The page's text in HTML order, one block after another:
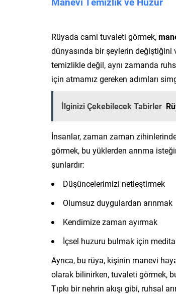
Rüyada cami tuvaleti görmek,
dünyasında bir şeylerin
temizlikle değil, aynı zamanda
için atmamız gereken adımları
İlginizi Çekebilecek Tabirler
İnsanlar, zaman zaman
görmek, bu yüklerden arınma
şunlardır:
Düşüncelerimizi netleştirmek
Olumsuz duygulardan arınmak
Kendimize zaman ayırmak
İçsel huzuru bulmak için
Ayrıca, bu rüya, kişinin manevi
olarak bilinirken, tuvaleti görmek,
Tıpkı bir nehrin akışı gibi, ruhsal